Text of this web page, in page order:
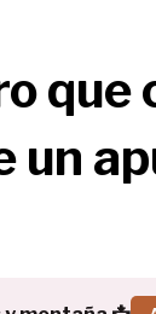
que
un